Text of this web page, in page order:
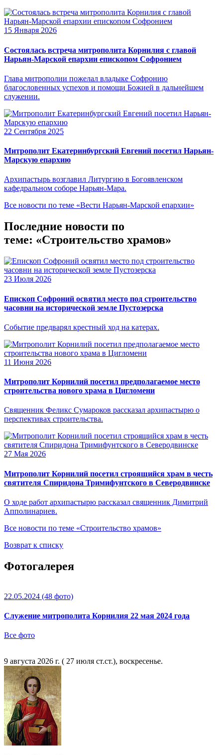
15 Января 2026
Состоялась встреча митрополита Корнилия с главой
Нарьян-Марской епархии епископом Софронием
Глава митрополии пожелал владыке Софронию
благословенных успехов и помощи Божией в дальнейшем
служении.
22 Сентября 2025
Митрополит Екатеринбургский Евгений посетил Нарьян-
Марскую епархию
Архипастырь возглавил Литургию в Богоявленском
кафедральном соборе Нарьян-Мара.
Все новости по теме «Вести Нарьян-Марской епархии»
Последние новости по
теме: «Строительство храмов»
23 Июля 2026
Епископ Софроний освятил место под строительство
часовни на исторической земле Пустозерска
Событие предварял крестный ход на катерах.
11 Июня 2026
Митрополит Корнилий посетил предполагаемое место
строительства нового храма в Цигломени
Священник Феликс Сумароков рассказал архипастырю о
перспективах строительства.
27 Мая 2026
Митрополит Корнилий посетил строящийся храм в честь
святителя Спиридона Тримифунтского в Северодвинске
О ходе работ архипастырю рассказал священник Димитрий
Апполинариев.
Все новости по теме «Строительство храмов»
Возврат к списку
Фотогалерея
22.05.2024 (48 фото)
Служение митрополита Корнилия 22 мая 2024 года
Все фото
9 августа 2026 г. ( 27 июля ст.ст.), воскресенье.